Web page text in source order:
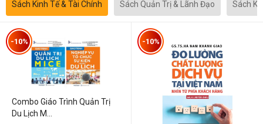
Sách Kinh Tế & Tài Chính Sách Quản Trị & Lãnh Đạo Sách
Combo Giáo Trình Quản Trị
Du Lịch M...
-10% -10%